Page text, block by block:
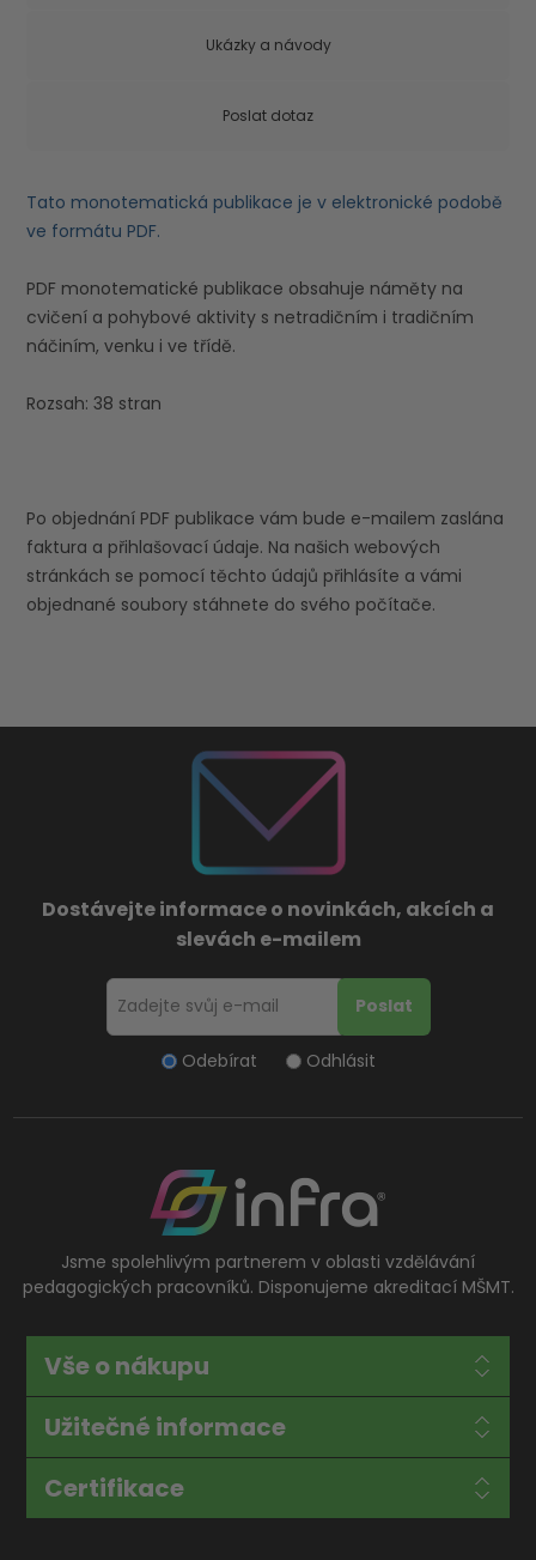
Ukázky a návody
Poslat dotaz
Tato monotematická publikace je v elektronické podobě
ve formátu PDF.
PDF monotematické publikace obsahuje náměty na
cvičení a pohybové aktivity s netradičním i tradičním
náčiním, venku i ve třídě.
Rozsah: 38 stran
Po objednání PDF publikace vám bude e-mailem zaslána
faktura a přihlašovací údaje. Na našich webových
stránkách se pomocí těchto údajů přihlásíte a vámi
objednané soubory stáhnete do svého počítače.
Dostávejte informace o novinkách, akcích a
slevách e-mailem
Odebírat Odhlásit
Jsme spolehlivým partnerem v oblasti vzdělávání
pedagogických pracovníků. Disponujeme akreditací MŠMT.
Vše o nákupu
Užitečné informace
Certifikace